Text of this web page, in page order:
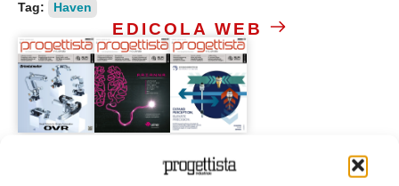
Tag: Haven
EDICOLA WEB
ISCRIVITI ALLA NEWSLETTER